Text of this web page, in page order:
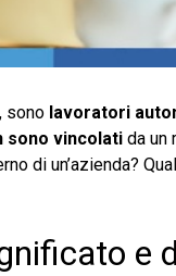
sono lavoratori
sono vincolati da un
di un’azienda?
e